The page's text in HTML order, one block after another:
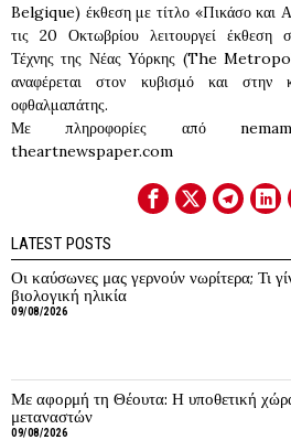
Belgique) έκθεση με τίτλο «Πικάσο και
τις 20 Οκτωβρίου λειτουργεί έκθεση
Τέχνης της Νέας Υόρκης (The
αναφέρεται στον κυβισμό και στην
οφθαλμαπάτης.
Με πληροφορίες από
theartnewspaper.com
LATEST POSTS
Οι καύσωνες μας γερνούν νωρίτερα; Τι
βιολογική ηλικία
09/08/2026
Με αφορμή τη Θέουτα: Η υποθετική
μεταναστών
09/08/2026